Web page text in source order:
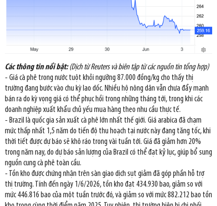
Các thông tin nổi bật:(Dịch từ Reuters và biên tập từ các nguồn tin tổng hợp)
- Giá cà phê trong nước tuột khỏi ngưỡng 87.000 đồng/kg cho thấy thị
trường đang bước vào chu kỳ lao dốc. Nhiều hộ nông dân vẫn chưa đẩy mạnh
bán ra do kỳ vọng giá có thể phục hồi trong những tháng tới, trong khi các
doanh nghiệp xuất khẩu chủ yếu mua hàng theo nhu cầu thực tế.
- Brazil là quốc gia sản xuất cà phê lớn nhất thế giới. Giá arabica đã chạm
mức thấp nhất 1,5 năm do tiến độ thu hoạch tại nước này đang tăng tốc, khi
thời tiết được dự báo sẽ khô ráo trong vài tuần tới. Giá đã giảm hơn 20%
trong năm nay, do dự báo sản lượng của Brazil có thể đạt kỷ lục, giúp bổ sung
nguồn cung cà phê toàn cầu.
- Tồn kho được chứng nhận trên sàn giao dịch sụt giảm đã góp phần hỗ trợ
thị trường. Tính đến ngày 1/6/2026, tồn kho đạt 434.930 bao, giảm so với
mức 446.816 bao của một tuần trước đó, và giảm so với mức 882.212 bao tồn